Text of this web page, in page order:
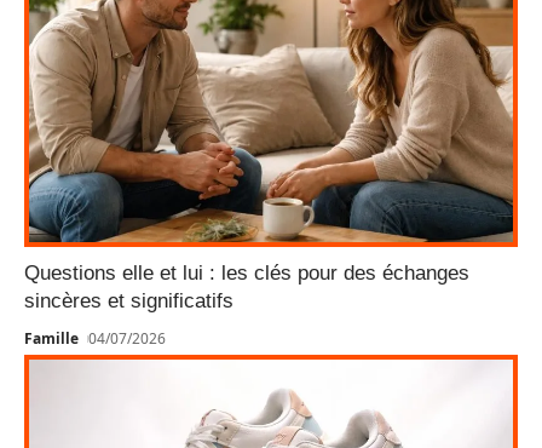
Questions elle et lui : les clés pour des échanges
sincères et significatifs
Famille 04/07/2026